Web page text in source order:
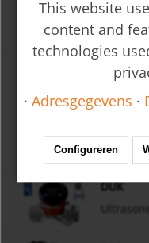
DRH
DUK
This website
content and
technologies
· Adresgegevens ·
Configureren